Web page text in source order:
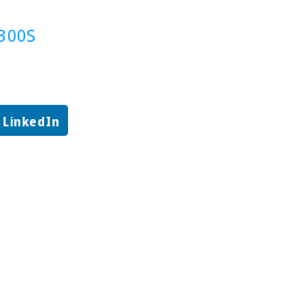
LinkedIn